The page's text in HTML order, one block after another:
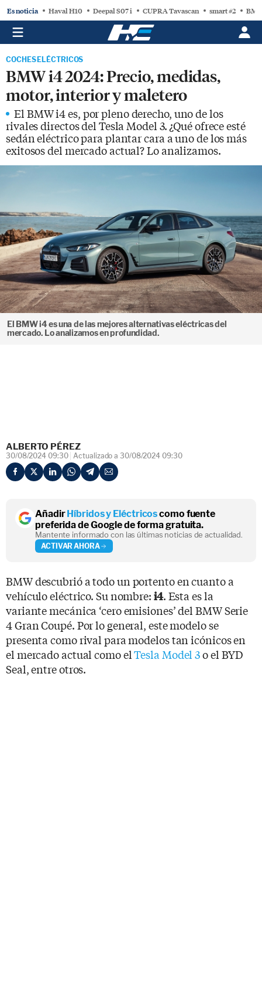
Es noticia Haval H10 Deepal S07 i CUPRA Tavascan smart #2
COCHES ELÉCTRICOS
BMW i4 2024: Precio, medidas,
motor, interior y maletero
El BMW i4 es, por pleno derecho, uno de los
rivales directos del Tesla Model 3. ¿Qué ofrece esté
sedán eléctrico para plantar cara a uno de los más
exitosos del mercado actual? Lo analizamos.
El BMW i4 es una de las mejores alternativas eléctricas del
mercado. Lo analizamos en profundidad.
ALBERTO PÉREZ
30/08/2024 09:30 Actualizado a 30/08/2024 09:30
AñadirHíbridos y Eléctricoscomo fuente
preferida de Google de forma gratuita.
Mantente informado con las últimas noticias de actualidad.
ACTIVAR AHORA
BMW descubrió a todo un portento en cuanto a
vehículo eléctrico. Su nombre: i4. Esta es la
variante mecánica ‘cero emisiones’ del BMW Serie
4 Gran Coupé. Por lo general, este modelo se
presenta como rival para modelos tan icónicos en
el mercado actual como elTesla Model 3o el BYD
Seal, entre otros.